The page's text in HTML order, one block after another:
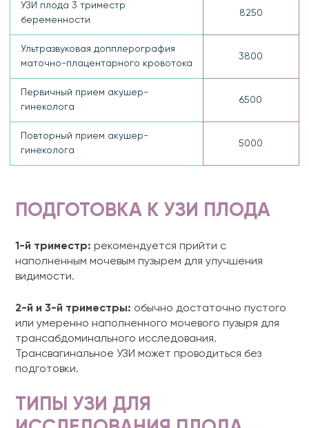
УЗИ плода 3 триместр
беременности
8250
Ультразвуковая допплерография
маточно-плацентарного кровотока
3800
Первичный прием акушер-
гинеколога
6500
Повторный прием акушер-
гинеколога
5000
ПОДГОТОВКА К УЗИ ПЛОДА
1-й триместр: рекомендуется прийти с
наполненным мочевым пузырем для улучшения
видимости.
2-й и 3-й триместры: обычно достаточно пустого
или умеренно наполненного мочевого пузыря для
трансабдоминального исследования.
Трансвагинальное УЗИ может проводиться без
подготовки.
ТИПЫ УЗИ ДЛЯ